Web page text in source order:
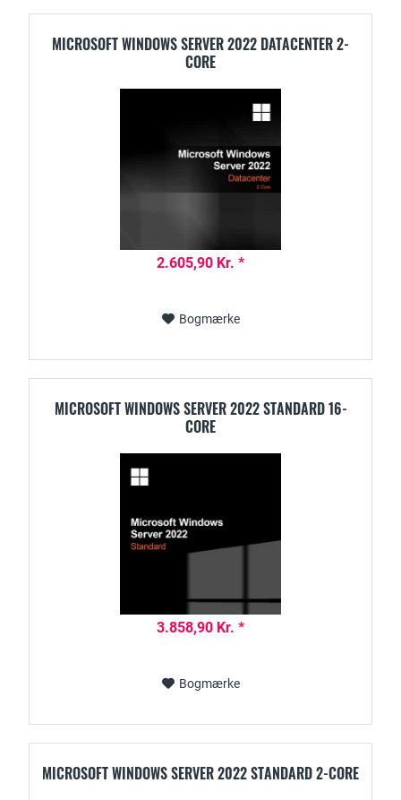
MICROSOFT WINDOWS SERVER 2022 DATACENTER 2-
CORE
2.605,90 Kr. *
Bogmærke
MICROSOFT WINDOWS SERVER 2022 STANDARD 16-
CORE
3.858,90 Kr. *
Bogmærke
MICROSOFT WINDOWS SERVER 2022 STANDARD 2-CORE